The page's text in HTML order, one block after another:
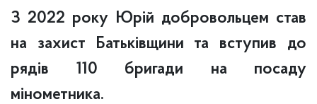
З 2022 року Юрій добровольцем став
на захист Батьківщини та вступив до
рядів 110 бригади на посаду
мінометника.